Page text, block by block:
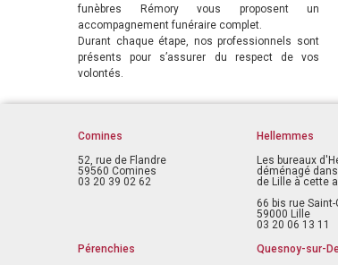
funèbres Rémory vous proposent un
accompagnement funéraire complet.
Durant chaque étape, nos professionnels sont
présents pour s’assurer du respect de vos
volontés.
Comines
52, rue de Flandre
59560 Comines
03 20 39 02 62
Hellemmes
Les bureaux
déménagé
de Lille à cette
66 bis rue Saint-
59000 Lille
03 20 06 13 11
Pérenchies Quesnoy-sur-